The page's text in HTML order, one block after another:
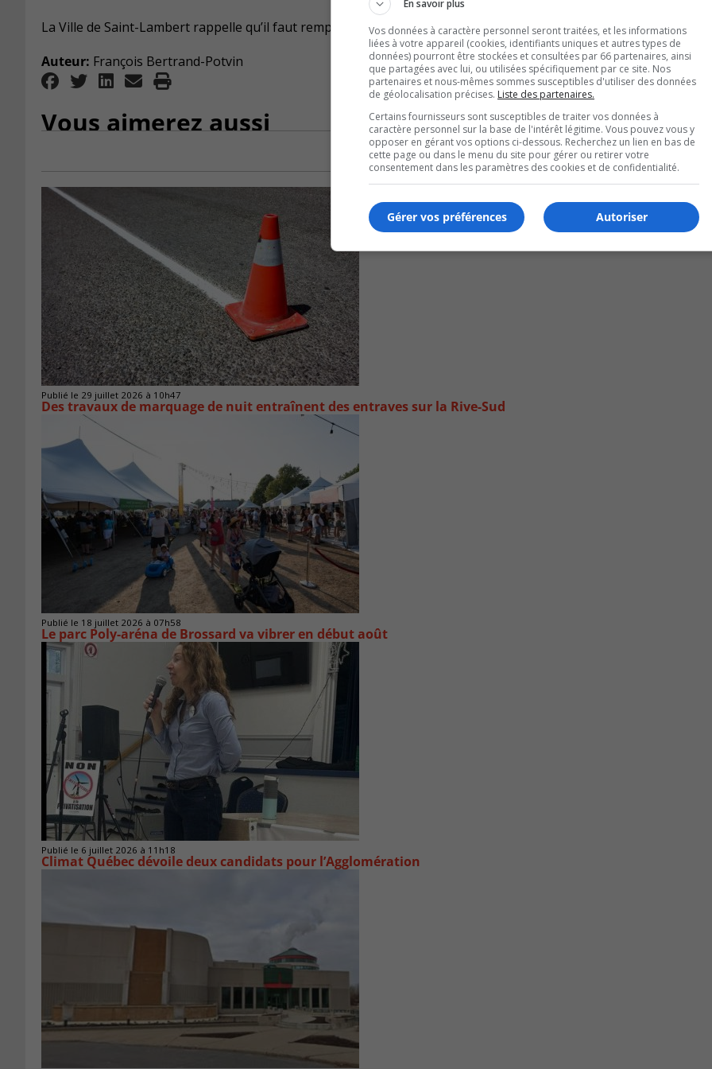
La Ville de Saint-Lambert rappelle qu’il faut remplir la fiche santé de son enfant avant de procéder à son
Auteur: François Bertrand-Potvin
Vous aimerez aussi
Publié le 29 juillet 2026 à 10h47
Des travaux de marquage de nuit entraînent des entraves sur la Rive-Sud
Publié le 18 juillet 2026 à 07h58
Le parc Poly-aréna de Brossard va vibrer en début août
Publié le 6 juillet 2026 à 11h18
Climat Québec dévoile deux candidats pour l’Agglomération
En savoir plus
Vos données à caractère personnel seront traitées, et les informations
liées à votre appareil (cookies, identifiants uniques et autres types de
données) pourront être stockées et consultées par 66 partenaires, ainsi
que partagées avec lui, ou utilisées spécifiquement par ce site. Nos
partenaires et nous-mêmes sommes susceptibles d'utiliser des données
de géolocalisation précises. Liste des partenaires.
Certains fournisseurs sont susceptibles de traiter vos données à
caractère personnel sur la base de l'intérêt légitime. Vous pouvez vous y
opposer en gérant vos options ci-dessous. Recherchez un lien en bas de
cette page ou dans le menu du site pour gérer ou retirer votre
consentement dans les paramètres des cookies et de confidentialité.
Autoriser
Gérer vos préférences